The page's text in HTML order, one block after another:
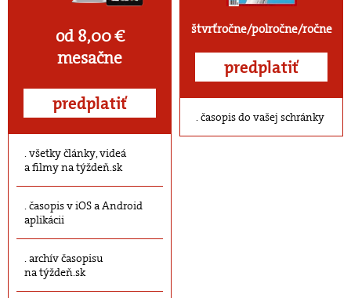
od 8,00 €
mesačne
predplatiť
všetky články, videá
a filmy na týždeň.sk
časopis v iOS a Android
aplikácii
archív časopisu
na týždeň.sk
štvrťročne/polročne/ročne
predplatiť
časopis do vašej schránky